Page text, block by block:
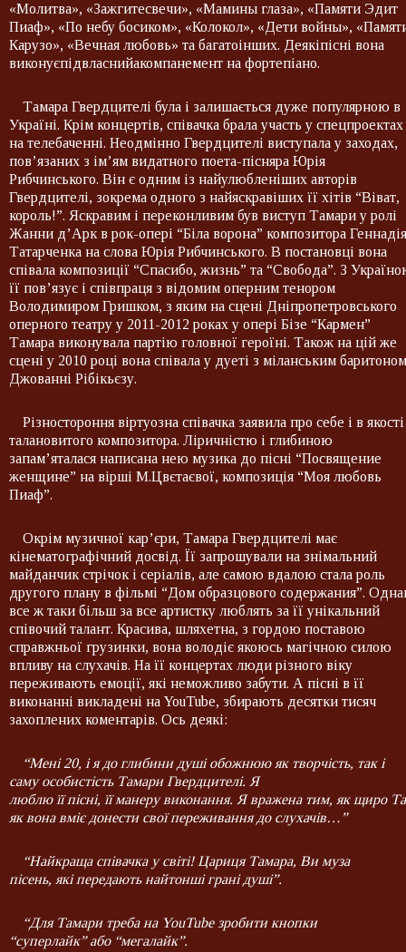
«Молитва», «Зажгитесвечи», «Мамины глаза», «Памяти Эдит
Пиаф», «По небу босиком», «Колокол», «Дети войны»,
Карузо», «Вечная любовь» та багатоінших. Деякіпісні вона
виконуєпідвласнийакомпанемент на фортепіано.
Тамара Гвердцителі була і залишається дуже популярною в
Україні. Крім концертів, співачка брала участь у спецпроектах
на телебаченні. Неодмінно Гвердцителі виступала у заходах,
пов’язаних з ім’ям видатного поета-пісняра Юрія
Рибчинського. Він є одним із найулюбленіших авторів
Гвердцителі, зокрема одного з найяскравіших її хітів “Віват,
король!”. Яскравим і переконливим був виступ Тамари у ролі
Жанни д’Арк в рок-опері “Біла ворона” композитора Геннадія
Татарченка на слова Юрія Рибчинського. В постановці вона
співала композиції “Спасибо, жизнь” та “Свобода”. З
її пов’язує і співпраця з відомим оперним тенором
Володимиром Гришком, з яким на сцені Дніпропетровського
оперного театру у 2011-2012 роках у опері Бізе “Кармен”
Тамара виконувала партію головної героїні. Також на цій же
сцені у 2010 році вона співала у дуеті з міланським баритоном
Джованні Рібікьєзу.
Різностороння віртуозна співачка заявила про себе і в якості
талановитого композитора. Ліричністю і глибиною
запам’яталася написана нею музика до пісні “Посвящение
женщине” на вірші М.Цвєтаєвої, композиція “Моя любовь
Пиаф”.
Окрім музичної кар’єри, Тамара Гвердцителі має
кінематографічний досвід. Її запрошували на знімальний
майданчик стрічок і серіалів, але самою вдалою стала роль
другого плану в фільмі “Дом образцового содержания”.
все ж таки більш за все артистку люблять за її унікальний
співочий талант. Красива, шляхетна, з гордою поставою
справжньої грузинки, вона володіє якоюсь магічною силою
впливу на слухачів. На її концертах люди різного віку
переживають емоції, які неможливо забути. А пісні в її
виконанні викладені на YouTube, збирають десятки тисяч
захоплених коментарів. Ось деякі:
“Мені20, і я доглибини душі обожнююяк творчість, так і
саму особистість Тамари Гвердцителі. Я
люблюїї пісні, їїманерувиконання. Явражена тим, якщиро
як вонавміє донести свої переживаннядо слухачів…”
“Найкраща співачка у світі! ЦарицяТамара, Ви муза
пісень, які передаютьнайтонші гранідуші”.
“Для Тамари треба на YouTubeзробити кнопки
“суперлайк” або “мегалайк”.